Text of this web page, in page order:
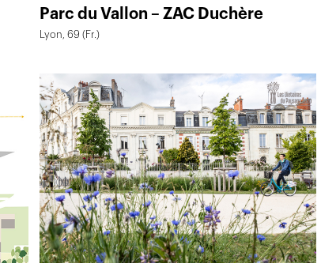
Parc du Vallon – ZAC Duchère
Lyon, 69 (Fr.)